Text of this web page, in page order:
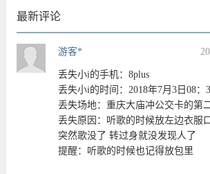
最新评论
游客*
丢失小i的手机：8plus
丢失小i的时间：2018年7月3日08：
丢失场地：重庆大庙冲公交卡的第
丢失原因：听歌的时候放左边衣服
突然歌没了 转过身就没发现人了
提醒：听歌的时候也记得放包里